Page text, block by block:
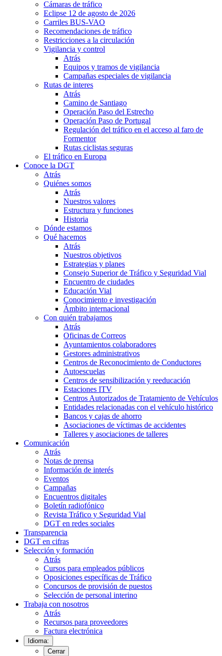
Cámaras de tráfico
Eclipse 12 de agosto de 2026
Carriles BUS-VAO
Recomendaciones de tráfico
Restricciones a la circulación
Vigilancia y control
Atrás
Equipos y tramos de vigilancia
Campañas especiales de vigilancia
Rutas de interes
Atrás
Camino de Santiago
Operación Paso del Estrecho
Operación Paso de Portugal
Regulación del tráfico en el acceso al faro de
Formentor
Rutas ciclistas seguras
El tráfico en Europa
Conoce la DGT
Atrás
Quiénes somos
Atrás
Nuestros valores
Estructura y funciones
Historia
Dónde estamos
Qué hacemos
Atrás
Nuestros objetivos
Estrategias y planes
Consejo Superior de Tráfico y Seguridad Vial
Encuentro de ciudades
Educación Vial
Conocimiento e investigación
Ámbito internacional
Con quién trabajamos
Atrás
Oficinas de Correos
Ayuntamientos colaboradores
Gestores administrativos
Centros de Reconocimiento de Conductores
Autoescuelas
Centros de sensibilización y reeducación
Estaciones ITV
Centros Autorizados de Tratamiento de Vehículos
Entidades relacionadas con el vehículo histórico
Bancos y cajas de ahorro
Asociaciones de víctimas de accidentes
Talleres y asociaciones de talleres
Comunicación
Atrás
Notas de prensa
Información de interés
Eventos
Campañas
Encuentros digitales
Boletín radiofónico
Revista Tráfico y Seguridad Vial
DGT en redes sociales
Transparencia
DGT en cifras
Selección y formación
Atrás
Cursos para empleados públicos
Oposiciones específicas de Tráfico
Concursos de provisión de puestos
Selección de personal interino
Trabaja con nosotros
Atrás
Recursos para proveedores
Factura electrónica
Idioma:
Cerrar